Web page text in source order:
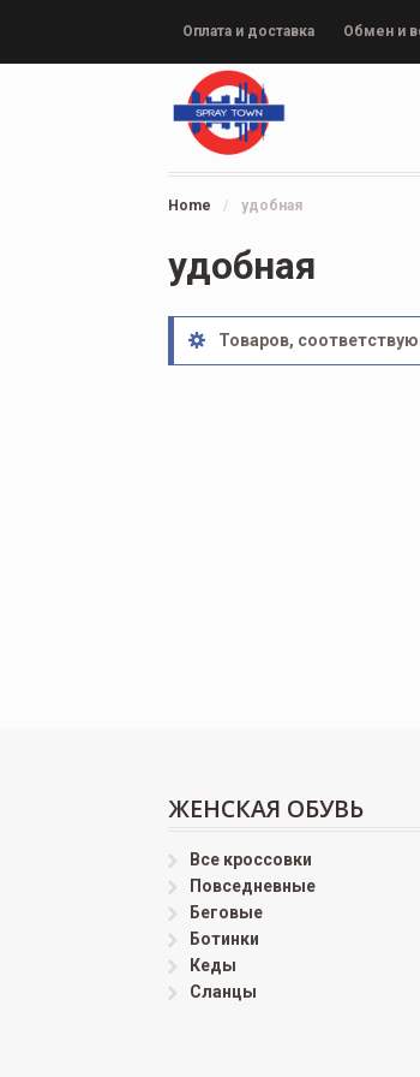
Оплата и доставка Обмен и
Home / удобная
удобная
Товаров,
ЖЕНСКАЯ ОБУВЬ
Все кроссовки
Повседневные
Беговые
Ботинки
Кеды
Сланцы